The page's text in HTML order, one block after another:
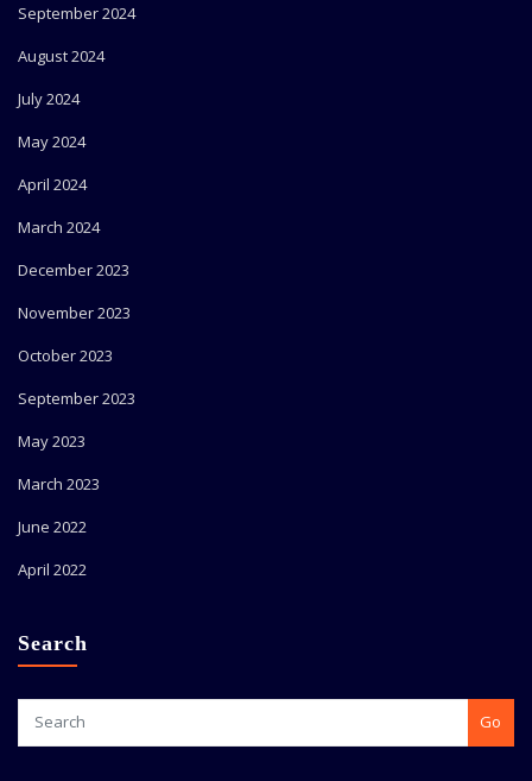
September 2024
August 2024
July 2024
May 2024
April 2024
March 2024
December 2023
November 2023
October 2023
September 2023
May 2023
March 2023
June 2022
April 2022
Search
Go